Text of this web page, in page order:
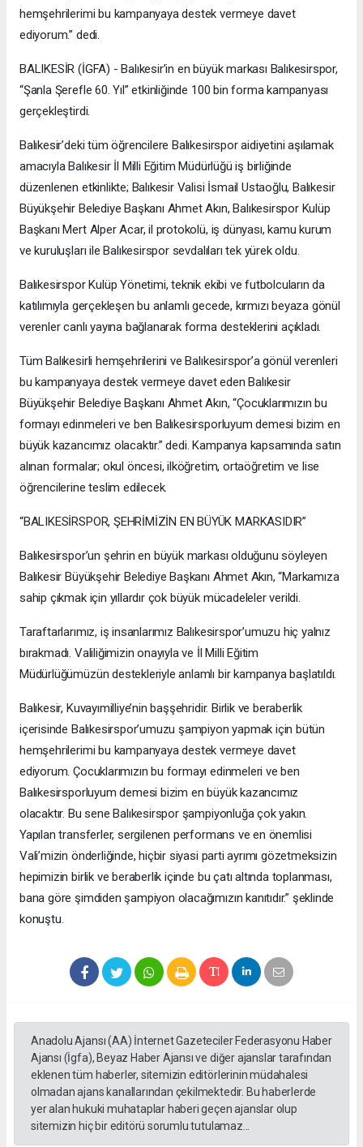
hemşehrilerimi bu kampanyaya destek vermeye davet
ediyorum.” dedi.
BALIKESİR (İGFA) - Balıkesir’in en büyük markası Balıkesirspor,
“Şanla Şerefle 60. Yıl” etkinliğinde 100 bin forma kampanyası
gerçekleştirdi.
Balıkesir’deki tüm öğrencilere Balıkesirspor aidiyetini aşılamak
amacıyla Balıkesir İl Milli Eğitim Müdürlüğü iş birliğinde
düzenlenen etkinlikte; Balıkesir Valisi İsmail Ustaoğlu, Balıkesir
Büyükşehir Belediye Başkanı Ahmet Akın, Balıkesirspor Kulüp
Başkanı Mert Alper Acar, il protokolü, iş dünyası, kamu kurum
ve kuruluşları ile Balıkesirspor sevdalıları tek yürek oldu.
Balıkesirspor Kulüp Yönetimi, teknik ekibi ve futbolcuların da
katılımıyla gerçekleşen bu anlamlı gecede, kırmızı beyaza gönül
verenler canlı yayına bağlanarak forma desteklerini açıkladı.
Tüm Balıkesirli hemşehrilerini ve Balıkesirspor’a gönül verenleri
bu kampanyaya destek vermeye davet eden Balıkesir
Büyükşehir Belediye Başkanı Ahmet Akın, “Çocuklarımızın bu
formayı edinmeleri ve ben Balıkesirsporluyum demesi bizim en
büyük kazancımız olacaktır.” dedi. Kampanya kapsamında satın
alınan formalar; okul öncesi, ilköğretim, ortaöğretim ve lise
öğrencilerine teslim edilecek.
“BALIKESİRSPOR, ŞEHRİMİZİN EN BÜYÜK MARKASIDIR”
Balıkesirspor’un şehrin en büyük markası olduğunu söyleyen
Balıkesir Büyükşehir Belediye Başkanı Ahmet Akın, “Markamıza
sahip çıkmak için yıllardır çok büyük mücadeleler verildi.
Taraftarlarımız, iş insanlarımız Balıkesirspor’umuzu hiç yalnız
bırakmadı. Valiliğimizin onayıyla ve İl Milli Eğitim
Müdürlüğümüzün destekleriyle anlamlı bir kampanya başlatıldı.
Balıkesir, Kuvayımilliye’nin başşehridir. Birlik ve beraberlik
içerisinde Balıkesirspor’umuzu şampiyon yapmak için bütün
hemşehrilerimi bu kampanyaya destek vermeye davet
ediyorum. Çocuklarımızın bu formayı edinmeleri ve ben
Balıkesirsporluyum demesi bizim en büyük kazancımız
olacaktır. Bu sene Balıkesirspor şampiyonluğa çok yakın.
Yapılan transferler, sergilenen performans ve en önemlisi
Vali’mizin önderliğinde, hiçbir siyasi parti ayrımı gözetmeksizin
hepimizin birlik ve beraberlik içinde bu çatı altında toplanması,
bana göre şimdiden şampiyon olacağımızın kanıtıdır.” şeklinde
konuştu.
Anadolu Ajansı (AA) İnternet Gazeteciler Federasyonu Haber
Ajansı (İgfa), Beyaz Haber Ajansı ve diğer ajanslar tarafından
eklenen tüm haberler, sitemizin editörlerinin müdahalesi
olmadan ajans kanallarından çekilmektedir. Bu haberlerde
yer alan hukuki muhataplar haberi geçen ajanslar olup
sitemizin hiç bir editörü sorumlu tutulamaz...